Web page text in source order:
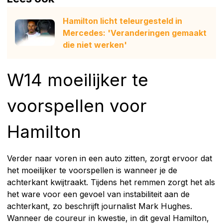
Hamilton licht teleurgesteld in
Mercedes: 'Veranderingen gemaakt
die niet werken'
W14 moeilijker te
voorspellen voor
Hamilton
Verder naar voren in een auto zitten, zorgt ervoor dat
het moeilijker te voorspellen is wanneer je de
achterkant kwijtraakt. Tijdens het remmen zorgt het als
het ware voor een gevoel van instabiliteit aan de
achterkant, zo beschrijft journalist Mark Hughes.
Wanneer de coureur in kwestie, in dit geval Hamilton,